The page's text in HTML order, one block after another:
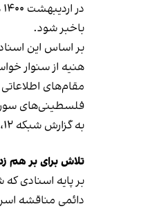
باخبر شود.
بر اساس این اسناد، تا آن زمان ۱۱ میلیون دلار کمک برای
هنیه از سنوار
مقام‌های
فلسطینی‌های
به گزارش شبکه ۱۲، این دیدار در سند محرمانه‌ای متعلق به تشکیلات خودگردان فلسطین ثبت شده است.
تلاش برای بر هم
دائمی مناقشه